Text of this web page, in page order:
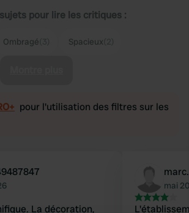
pour lire les critiques :
Ombragé Spacieux
pour l'utilisation des filtres sur les
La décoration,
mai